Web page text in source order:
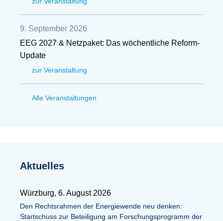
9. September 2026
EEG 2027 & Netzpaket: Das wöchentliche Reform-
Update
zur Veranstaltung
Alle Veranstaltungen
Aktuelles
Würzburg, 6. August 2026
Den Rechtsrahmen der Energiewende neu denken:
Startschuss zur Beteiligung am Forschungsprogramm der